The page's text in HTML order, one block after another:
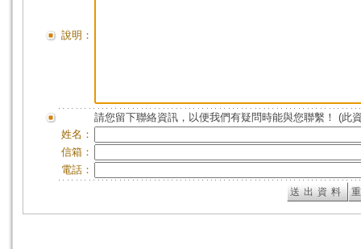
說明：
請您留下聯絡資訊，以便我們有疑問時能與您聯繫！ (此
姓名：
信箱：
電話：